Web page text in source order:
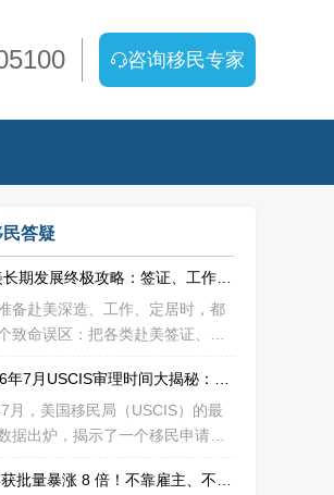
咨询移民专家
答疑
备赴美深造、工作、定居时，都
致命误区：把各类赴美签证、绿
种签证入境，要么盲目跟风申绿
导致：身份断层、政策冲突、白
年
月，美国移民局（USCIS）的最
据出炉，揭示了一个移民申请中
而有人却要等待长达286.5个月